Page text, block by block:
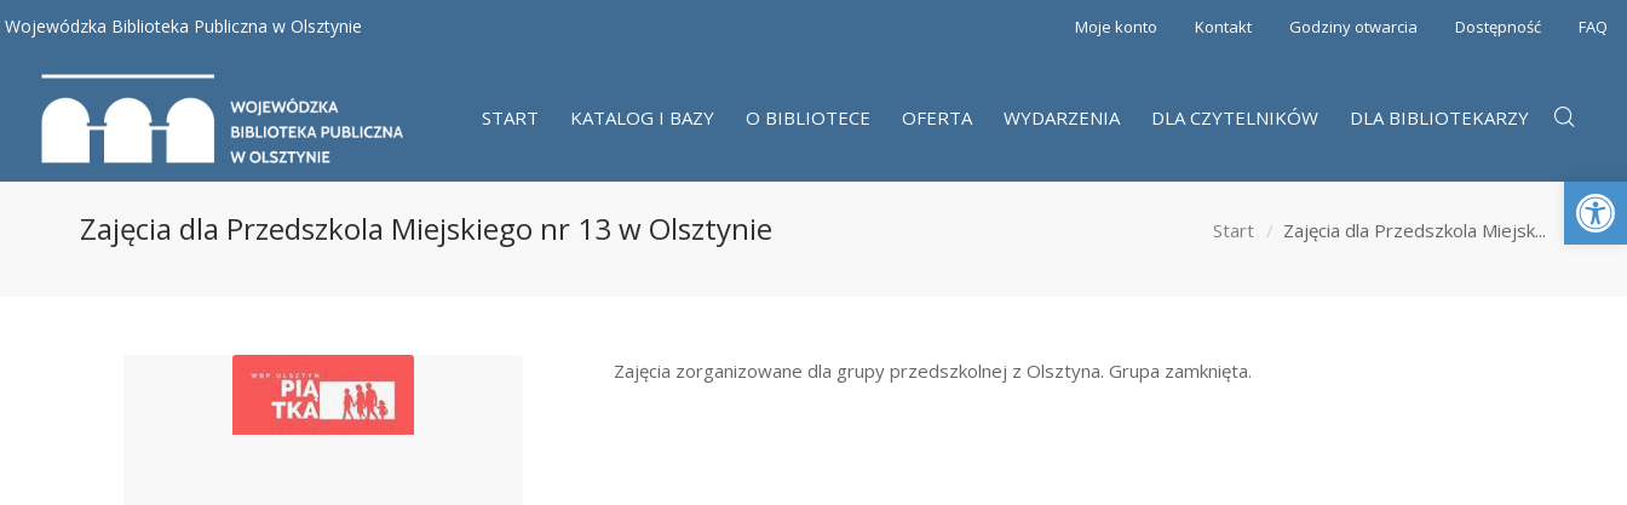
Wojewódzka Biblioteka Publiczna w Olsztynie Moje konto Kontakt Godziny otwarcia Dostępność FAQ
START KATALOG I BAZY O BIBLIOTECE OFERTA WYDARZENIA DLA CZYTELNIKÓW DLA BIBLIOTEKARZY
Zajęcia dla Przedszkola Miejskiego nr 13 w Olsztynie Start Zajęcia dla Przedszkola Miejsk...
Zajęcia zorganizowane dla grupy przedszkolnej z Olsztyna. Grupa zamknięta.